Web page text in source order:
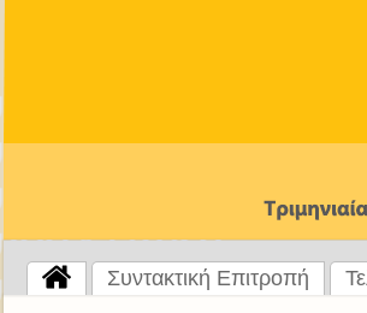
Συντακτική Επιτροπή